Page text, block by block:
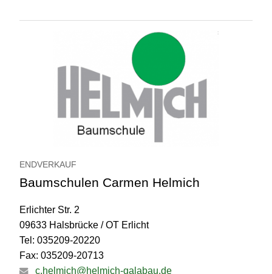
ENDVERKAUF
Baumschulen Carmen Helmich
Erlichter Str. 2
09633 Halsbrücke / OT Erlicht
Tel: 035209-20220
Fax: 035209-20713
c.helmich@helmich-galabau.de